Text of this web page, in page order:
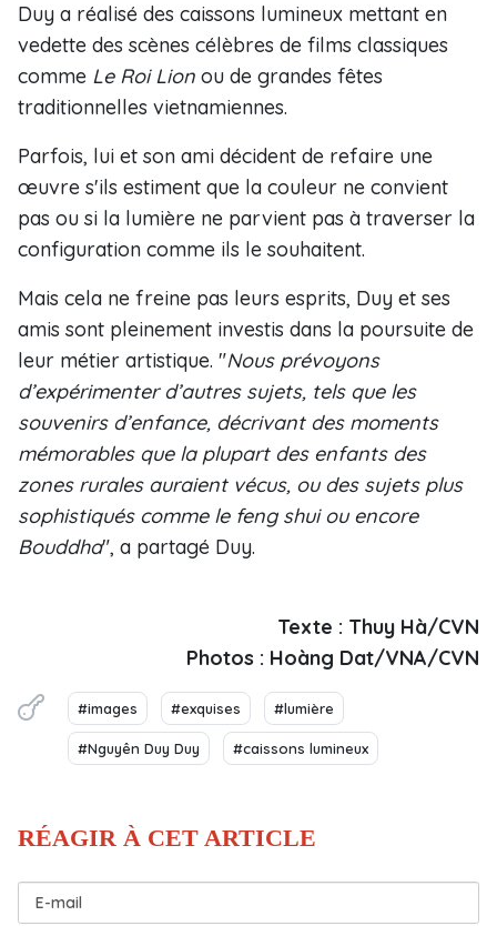
Duy a réalisé des caissons lumineux mettant en
vedette des scènes célèbres de films classiques
comme Le Roi Lion ou de grandes fêtes
traditionnelles vietnamiennes.
Parfois, lui et son ami décident de refaire une
œuvre s'ils estiment que la couleur ne convient
pas ou si la lumière ne parvient pas à traverser la
configuration comme ils le souhaitent.
Mais cela ne freine pas leurs esprits, Duy et ses
amis sont pleinement investis dans la poursuite de
leur métier artistique. "Nous prévoyons
d’expérimenter d’autres sujets, tels que les
souvenirs d’enfance, décrivant des moments
mémorables que la plupart des enfants des
zones rurales auraient vécus, ou des sujets plus
sophistiqués comme le feng shui ou encore
Bouddha", a partagé Duy.
Texte : Thuy Hà/CVN
Photos : Hoàng Dat/VNA/CVN
#images #exquises #lumière
#Nguyên Duy Duy #caissons lumineux